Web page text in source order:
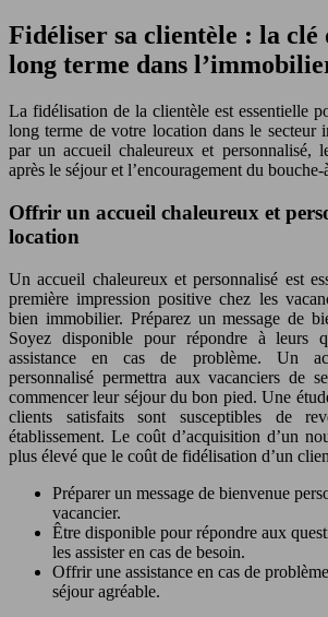
Fidéliser sa clientèle : la clé
long terme dans
La fidélisation de la clientèle est essentielle
long terme de votre location dans le secteur
par un accueil chaleureux et personnalisé,
après le séjour et l’encouragement du
Offrir un accueil chaleureux et
location
Un accueil chaleureux et personnalisé est
première impression positive chez les
bien immobilier. Préparez un message de
Soyez disponible pour répondre à leurs
assistance en cas de problème. Un
personnalisé permettra aux vacanciers de
commencer leur séjour du bon pied. Une
clients satisfaits sont susceptibles de
établissement. Le coût d’acquisition d’un
plus élevé que le coût de fidélisation d’un
Préparer un message de bienvenue
vacancier.
Être disponible pour répondre aux
les assister en cas de besoin.
Offrir une assistance en cas de
séjour agréable.